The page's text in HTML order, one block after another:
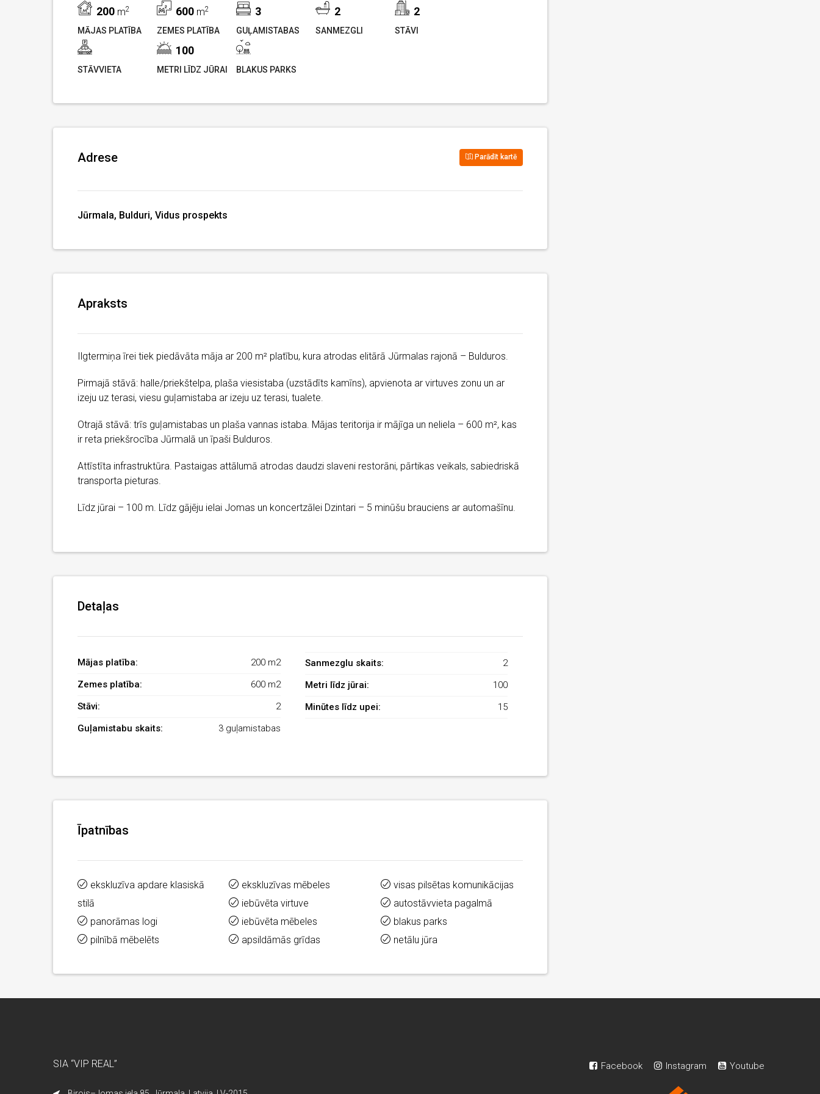
200 m2
MĀJAS PLATĪBA
600 m2
ZEMES PLATĪBA
3
GUĻAMISTABAS
2
SANMEZGLI
2
STĀVI
STĀVVIETA
100
METRI LĪDZ JŪRAI BLAKUS PARKS
Adrese Parādīt kartē
Jūrmala, Bulduri, Vidus prospekts
Apraksts
Ilgtermiņa īrei tiek piedāvāta māja ar 200 m² platību, kura atrodas elitārā Jūrmalas rajonā – Bulduros.
Pirmajā stāvā: halle/priekštelpa, plaša viesistaba (uzstādīts kamīns), apvienota ar virtuves zonu un ar
izeju uz terasi, viesu guļamistaba ar izeju uz terasi, tualete.
Otrajā stāvā: trīs guļamistabas un plaša vannas istaba. Mājas teritorija ir mājīga un neliela – 600 m², kas
ir reta priekšrocība Jūrmalā un īpaši Bulduros.
Attīstīta infrastruktūra. Pastaigas attālumā atrodas daudzi slaveni restorāni, pārtikas veikals, sabiedriskā
transporta pieturas.
Līdz jūrai – 100 m. Līdz gājēju ielai Jomas un koncertzālei Dzintari – 5 minūšu brauciens ar automašīnu.
Detaļas
Mājas platība:
200 m2
Zemes platība:
600 m2
Stāvi:
2
Guļamistabu skaits:
3 guļamistabas
Sanmezglu skaits:
2
Metri līdz jūrai:
100
Minūtes līdz upei:
15
Īpatnības
ekskluzīva apdare klasiskā
stilā
panorāmas logi
pilnībā mēbelēts
ekskluzīvas mēbeles
iebūvēta virtuve
iebūvēta mēbeles
apsildāmās grīdas
visas pilsētas komunikācijas
autostāvvieta pagalmā
blakus parks
netālu jūra
SIA “VIP REAL” Facebook Instagram Youtube